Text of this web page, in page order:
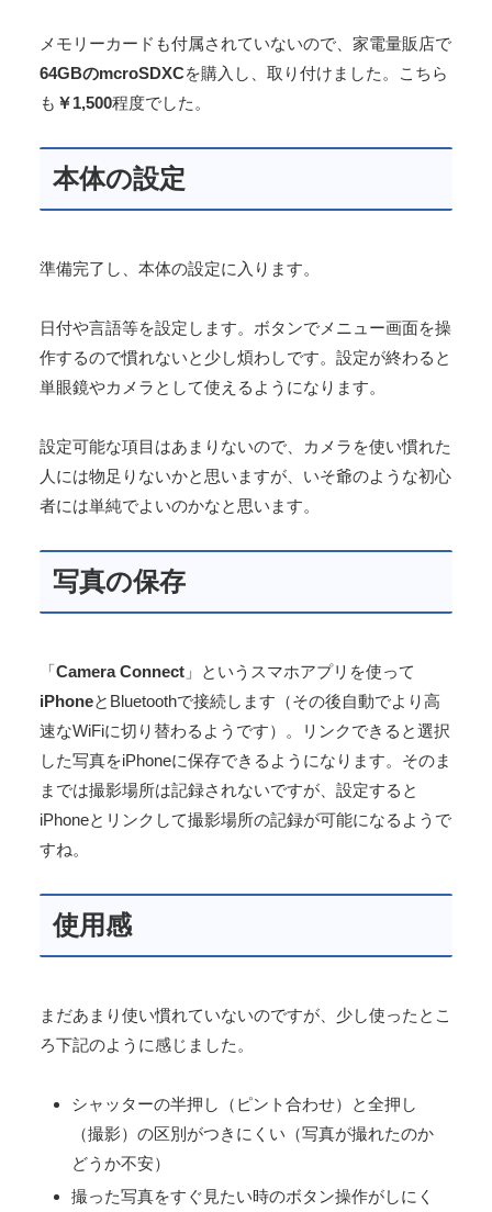
メモリーカードも付属されていないので、家電量販店で
64GBのmcroSDXCを購入し、取り付けました。こちら
も ￥1,500程度でした。
本体の設定
準備完了し、本体の設定に入ります。
日付や言語等を設定します。ボタンでメニュー画面を操
作するので慣れないと少し煩わしです。設定が終わると
単眼鏡やカメラとして使えるようになります。
設定可能な項目はあまりないので、カメラを使い慣れた
人には物足りないかと思いますが、いそ爺のような初心
者には単純でよいのかなと思います。
写真の保存
「Camera Connect 」というスマホアプリを使って
iPhoneとBluetoothで接続します（その後自動でより高
速なWiFiに切り替わるようです）。リンクできると選択
した写真をiPhoneに保存できるようになります。そのま
までは撮影場所は記録されないですが、設定すると
iPhoneとリンクして撮影場所の記録が可能になるようで
すね。
使用感
まだあまり使い慣れていないのですが、少し使ったとこ
ろ下記のように感じました。
シャッターの半押し（ピント合わせ）と全押し
（撮影）の区別がつきにくい（写真が撮れたのか
どうか不安）
撮った写真をすぐ見たい時のボタン操作がしにく